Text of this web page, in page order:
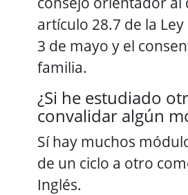
artículo 28.7 de la
3 de mayo y el
familia.
¿Si he estudiado
convalidar algún
Sí hay muchos
de un ciclo a otro
Inglés.